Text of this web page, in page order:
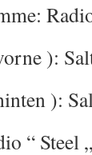
):
):
“ Steel